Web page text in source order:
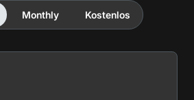
Monthly Kostenlos